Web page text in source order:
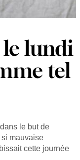
lundi
tel
le but de
mauvaise
cette journée